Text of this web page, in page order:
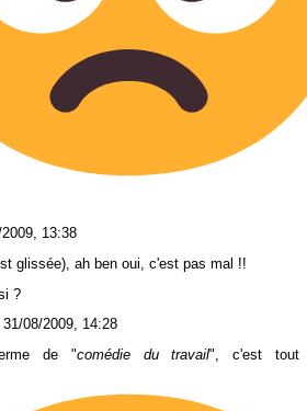
13:38
glissée), ah ben oui, c'est pas mal !!
?
31/08/2009, 14:28
de "comédie du travail", c'est